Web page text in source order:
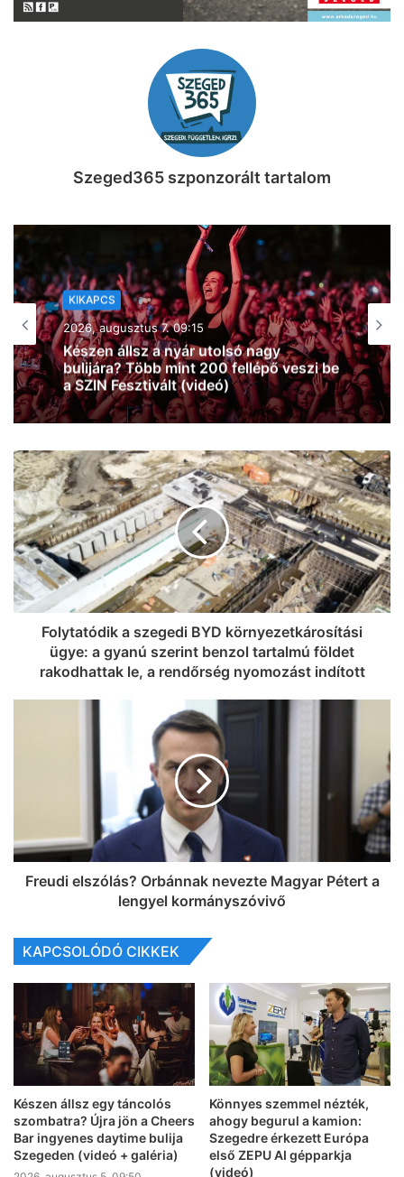
Szeged365 szponzorált tartalom
GASZTRO
2026, augusztus 6. 15:25
Nem tudod, melyik koktélt kóstold meg
a Napfény Műteremben? Segítünk
dönteni (videó)
Folytatódik a szegedi BYD környezetkárosítási
ügye: a gyanú szerint benzol tartalmú földet
rakodhattak le, a rendőrség nyomozást indított
Freudi elszólás? Orbánnak nevezte Magyar Pétert a
lengyel kormányszóvivő
KAPCSOLÓDÓ CIKKEK
Készen állsz egy táncolós
szombatra? Újra jön a Cheers
Bar ingyenes daytime bulija
Szegeden (videó + galéria)
Könnyes szemmel nézték,
ahogy begurul a kamion:
Szegedre érkezett Európa
első ZEPU AI gépparkja
(videó)